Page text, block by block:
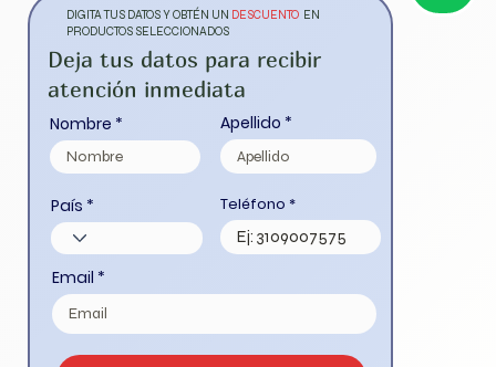
Nombre Apellido
País Teléfono
Email
DIGITA TUS DATOS Y OBTÉN UN DESCUENTO EN
PRODUCTOS SELECCIONADOS
Deja tus datos para recibir
atención inmediata